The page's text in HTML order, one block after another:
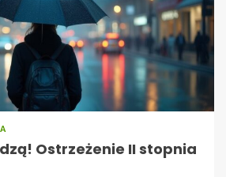
Ostrzeżenie II stopnia